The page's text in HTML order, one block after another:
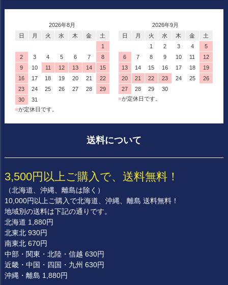
2026年8月
日
月 火 水 木 金
土
1
2
3 4 5 6 7
8
9
10 11 12 13 14
15
16
17 18 19 20 21
22
23
24 25 26 27 28
29
30
31
■が定休日です。
2026年9月
日
月 火 水 木 金
土
1
2 3 4
5
6
7 8 9 10 11
12
13
14 15 16 17 18
19
20
21 22 23 24 25
26
27
28 29
30
■が定休日です。
送料について
3,500円以上ご購入で、送料無料！
（北海道、沖縄、離島は除く）
10,000円以上ご購入で北海道、沖縄、離島 送料無料！
地域別の送料は下記の通りです。
北海道 1,880円
北東北 930円
南東北 670円
中部・関東・北陸・信越 630円
近畿・中国・四国・九州 630円
沖縄・離島 1,880円